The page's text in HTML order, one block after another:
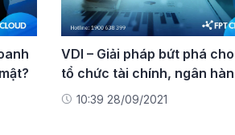
VDI – Giải pháp bứt phá
tổ chức tài chính, ngân
10:39 28/09/2021